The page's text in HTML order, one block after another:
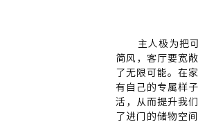
主人极为把
简风，客厅要宽
了无限可能。在
有自己的专属样
活，从而提升我
了进门的储物空